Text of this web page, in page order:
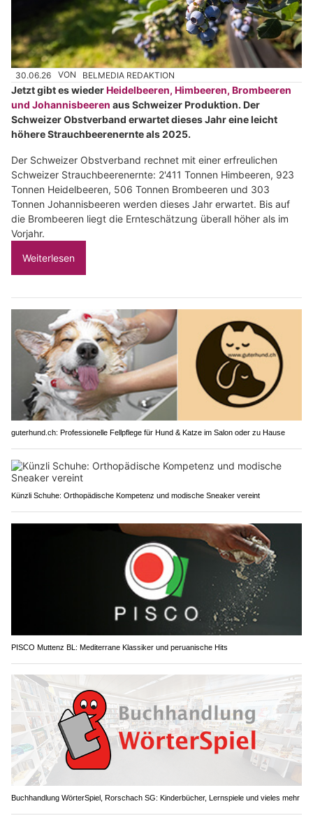
30.06.26 VON BELMEDIA REDAKTION
Jetzt gibt es wiederHeidelbeeren, Himbeeren, Brombeeren
und Johannisbeeren aus Schweizer Produktion. Der
Schweizer Obstverband erwartet dieses Jahr eine leicht
höhere Strauchbeerenernte als 2025.
Der Schweizer Obstverband rechnet mit einer erfreulichen
Schweizer Strauchbeerenernte: 2'411 Tonnen Himbeeren, 923
Tonnen Heidelbeeren, 506 Tonnen Brombeeren und 303
Tonnen Johannisbeeren werden dieses Jahr erwartet. Bis auf
die Brombeeren liegt die Ernteschätzung überall höher als im
Vorjahr.
Weiterlesen
guterhund.ch: Professionelle Fellpflege für Hund & Katze im Salon oder zu Hause
Künzli Schuhe: Orthopädische Kompetenz und modische Sneaker vereint
PISCO Muttenz BL: Mediterrane Klassiker und peruanische Hits
Buchhandlung WörterSpiel, Rorschach SG: Kinderbücher, Lernspiele und vieles mehr